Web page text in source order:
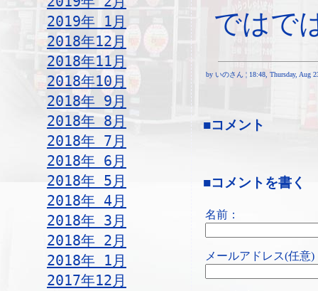
2019年 1月
2018年12月
2018年11月
2018年10月
2018年 9月
2018年 8月
2018年 7月
2018年 6月
2018年 5月
2018年 4月
2018年 3月
2018年 2月
2018年 1月
2017年12月
ではで
by いのさん ¦ 18:48, Thursday, Aug
■コメント
■コメントを書く
名前：
メールアドレス(任意)